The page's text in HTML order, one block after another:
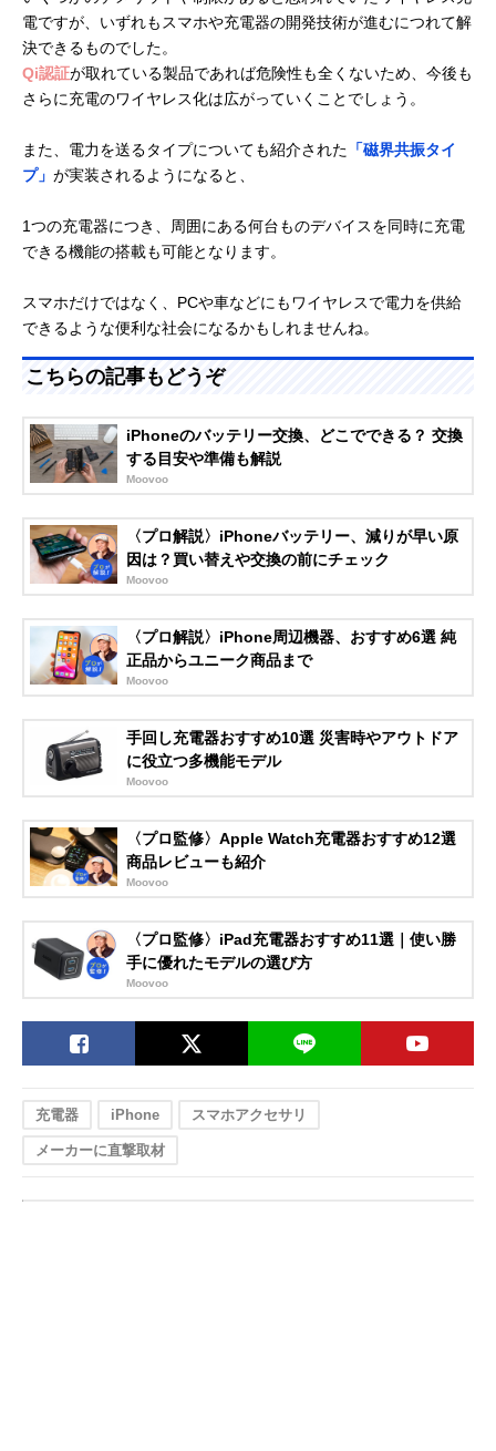
電ですが、いずれもスマホや充電器の開発技術が進むにつれて解
決できるものでした。
Qi認証が取れている製品であれば危険性も全くないため、今後も
さらに充電のワイヤレス化は広がっていくことでしょう。
また、電力を送るタイプについても紹介された 「磁界共振タイ
プ」 が実装されるようになると、
1つの充電器につき、周囲にある何台ものデバイスを同時に充電
できる機能の搭載も可能となります。
スマホだけではなく、PCや車などにもワイヤレスで電力を供給
できるような便利な社会になるかもしれませんね。
こちらの記事もどうぞ
iPhoneのバッテリー交換、どこでできる？ 交換
する目安や準備も解説
Moovoo
〈プロ解説〉iPhoneバッテリー、減りが早い原
因は？買い替えや交換の前にチェック
Moovoo
〈プロ解説〉iPhone周辺機器、おすすめ6選 純
正品からユニーク商品まで
Moovoo
手回し充電器おすすめ10選 災害時やアウトドア
に役立つ多機能モデル
Moovoo
〈プロ監修〉Apple Watch充電器おすすめ12選
商品レビューも紹介
Moovoo
〈プロ監修〉iPad充電器おすすめ11選｜使い勝
手に優れたモデルの選び方
Moovoo
充電器 iPhone スマホアクセサリ
メーカーに直撃取材